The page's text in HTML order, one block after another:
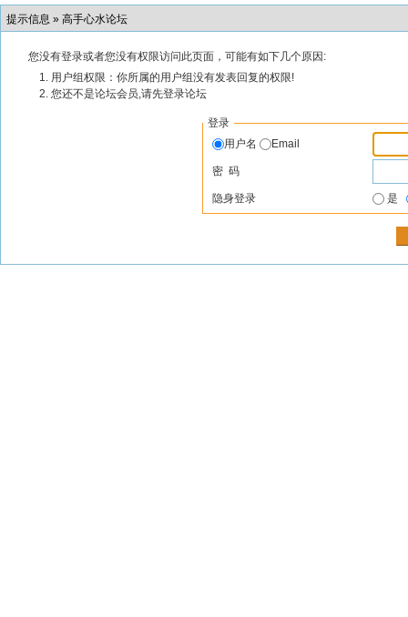
提示信息 » 高手心水论坛
您没有登录或者您没有权限访问此页面，可能有如下几个原因:
用户组权限：你所属的用户组没有发表回复的权限!
您还不是论坛会员,请先登录论坛
登录
用户名
Email
密 码
隐身登录 是